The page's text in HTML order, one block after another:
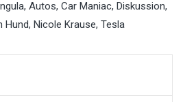
, Autos, Car Maniac, Diskussion,
Hund, Nicole Krause, Tesla